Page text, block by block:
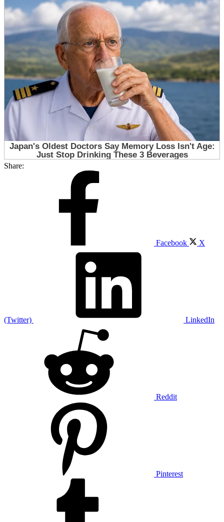
Share:
Facebook X
(Twitter) LinkedIn
Reddit
Pinterest